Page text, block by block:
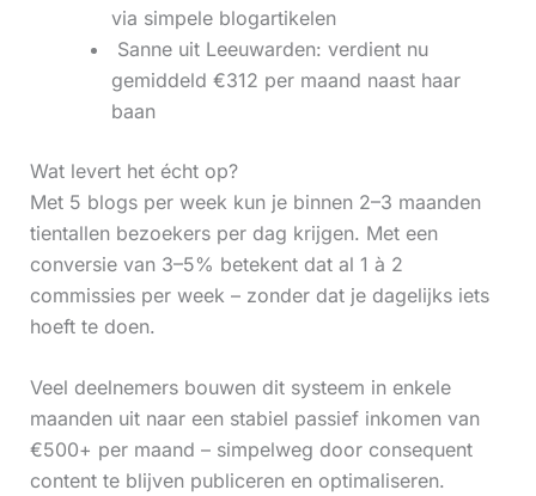
via simpele blogartikelen
‍ Sanne uit Leeuwarden: verdient nu
gemiddeld €312 per maand naast haar
baan
Wat levert het écht op?
Met 5 blogs per week kun je binnen 2–3 maanden
tientallen bezoekers per dag krijgen. Met een
conversie van 3–5% betekent dat al 1 à 2
commissies per week – zonder dat je dagelijks iets
hoeft te doen.
Veel deelnemers bouwen dit systeem in enkele
maanden uit naar een stabiel passief inkomen van
€500+ per maand – simpelweg door consequent
content te blijven publiceren en optimaliseren.